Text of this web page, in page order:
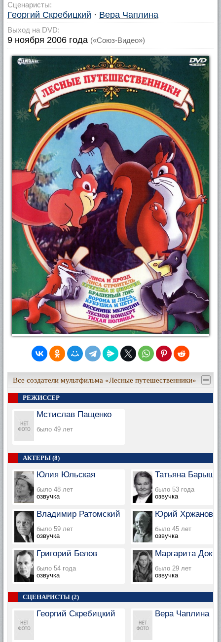
Сценаристы:
Георгий Скребицкий · Вера Чаплина
Выход на DVD:
9 ноября 2006 года («Союз-Видео»)
Все создатели мультфильма «Лесные путешественники»
РЕЖИССЕР
Мстислав Пащенко
было 49 лет
АКТЕРЫ (8)
Юлия Юльская
было 48 лет
озвучка
Татьяна
было 53 года
озвучка
Владимир Ратомский
было 59 лет
озвучка
Юрий
было 45 лет
озвучка
Григорий Белов
было 54 года
озвучка
Маргарита
было 29 лет
озвучка
СЦЕНАРИСТЫ (2)
Георгий Скребицкий Вера Чаплина